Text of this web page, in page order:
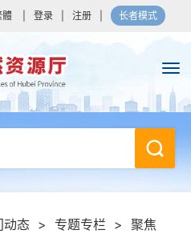
體 登录 注册 长者模式
动态 > 专题专栏 > 聚焦